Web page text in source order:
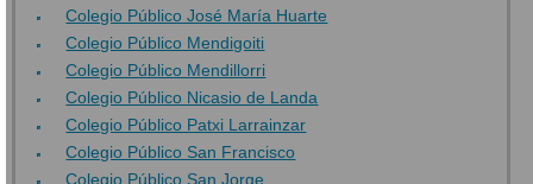
Colegio Público José María Huarte
Colegio Público Mendigoiti
Colegio Público Mendillorri
Colegio Público Nicasio de Landa
Colegio Público Patxi Larrainzar
Colegio Público San Francisco
Colegio Público San Jorge